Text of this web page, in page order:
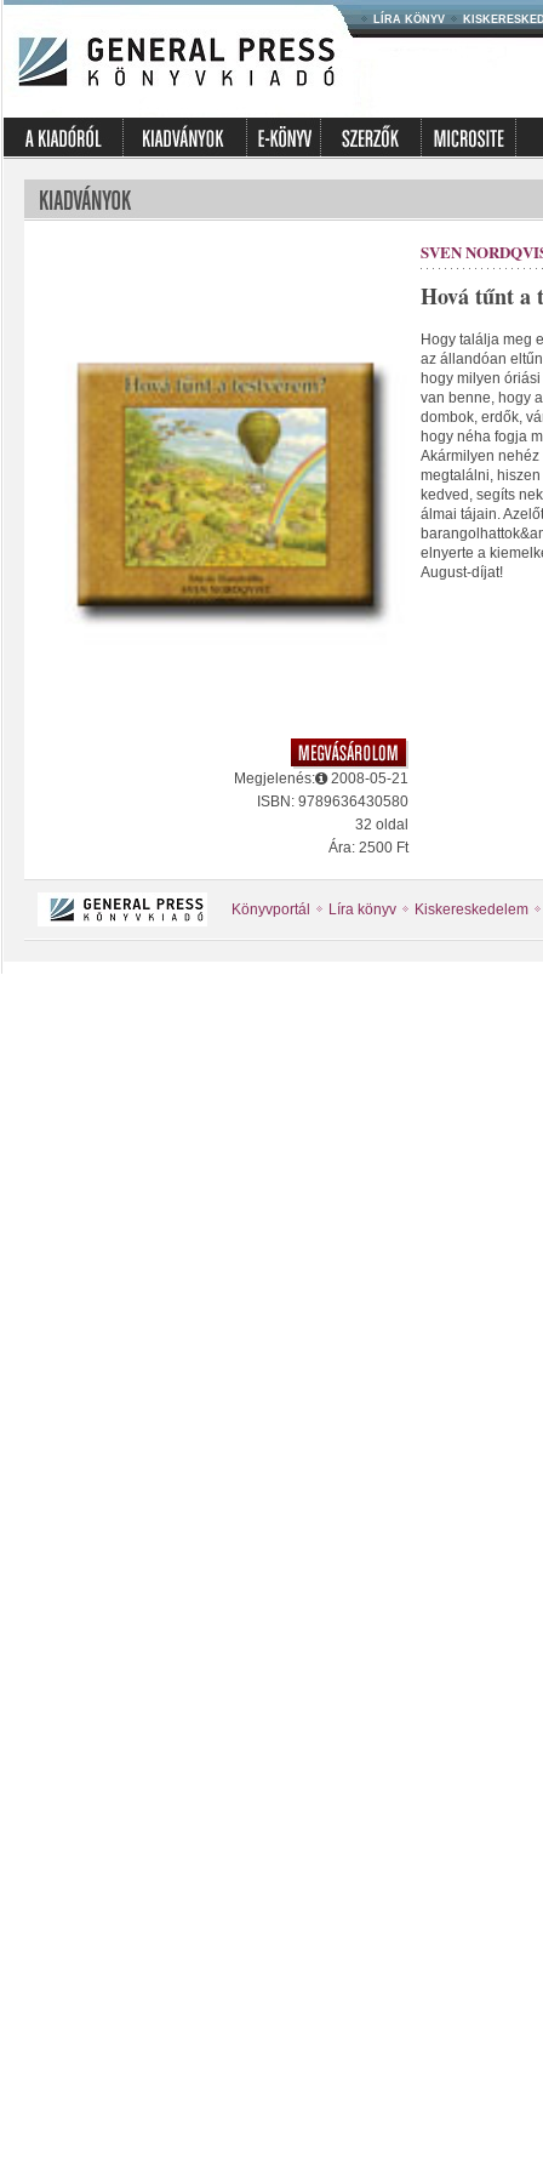
LÍRA KÖNYV
Megjelenés:
2008-05-21
ISBN: 9789636430580
32 oldal
Ára: 2500 Ft
SVEN
Hová tűnt a
Hogy találja meg
az állandóan
hogy milyen
van benne, hogy
dombok, erdők,
hogy néha fogja
Akármilyen
megtalálni,
kedved, segíts
álmai tájain.
elnyerte a
August-díjat!
Könyvportál Líra könyv Kiskereskedelem